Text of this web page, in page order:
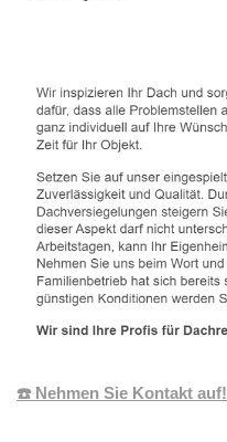
☎️ Nehmen Sie Kontakt auf!